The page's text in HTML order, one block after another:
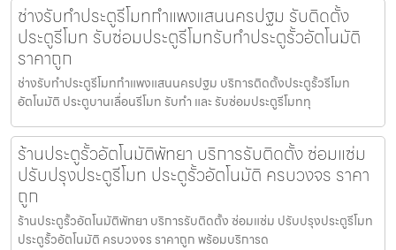
ช่างรับทำประตูรีโมทกำแพงแสนนครปฐม รับติดตั้ง
ประตูรีโมท รับซ่อมประตูรีโมทรับทำประตูรั้วอัตโนมัติ
ราคาถูก
ช่างรับทำประตูรีโมทกำแพงแสนนครปฐม บริการติดตั้งประตูรั้วรีโมท
อัตโนมัติ ประตูบานเลื่อนรีโมท รับทำ และ รับซ่อมประตูรีโมททุ
ร้านประตูรั้วอัตโนมัติพัทยา บริการรับติดตั้ง ซ่อมแซ่ม
ปรับปรุงประตูรีโมท ประตูรั้วอัตโนมัติ ครบวงจร ราคา
ถูก
ร้านประตูรั้วอัตโนมัติพัทยา บริการรับติดตั้ง ซ่อมแซ่ม ปรับปรุงประตูรีโมท
ประตูรั้วอัตโนมัติ ครบวงจร ราคาถูก พร้อมบริการด